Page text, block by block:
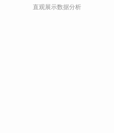
直观展示数据分析